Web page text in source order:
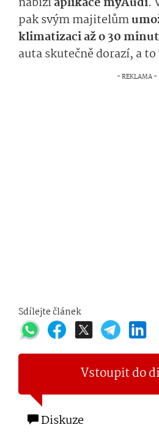
pak svým majitelům
klimatizaci až o 30
auta skutečně dorazí, a to
Sdílejte článek
Vstoupit do
Diskuze